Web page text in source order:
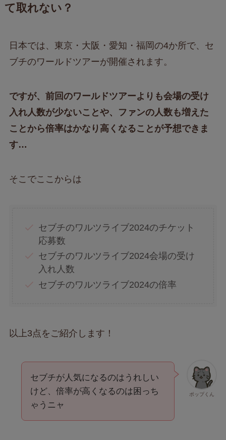
て取れない？
日本では、東京・大阪・愛知・福岡の4か所で、セ
ブチのワールドツアーが開催されます。
ですが、前回のワールドツアーよりも会場の受け
入れ人数が少ないことや、ファンの人数も増えた
ことから倍率はかなり高くなることが予想できま
す…
そこでここからは
セブチのワルツライブ2024のチケット
応募数
セブチのワルツライブ2024会場の受け
入れ人数
セブチのワルツライブ2024の倍率
以上3点をご紹介します！
ポップくん
セブチが人気になるのはうれしい
けど、倍率が高くなるのは困っち
ゃうニャ